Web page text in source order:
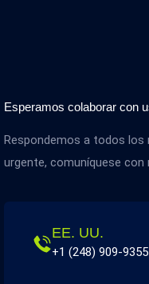
Esperamos colaborar con
Respondemos a todos los
urgente, comuníquese
EE. UU.
+1 (248) 909-9355